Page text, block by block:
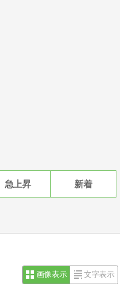
急上昇 新着
画像表示 文字表示